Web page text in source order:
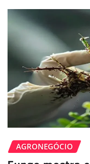
AGRONEGÓCIO